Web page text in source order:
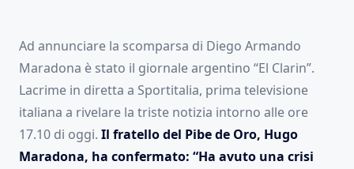
Ad annunciare la scomparsa di Diego Armando
Maradona è stato il giornale argentino “El Clarin”.
Lacrime in diretta a Sportitalia, prima televisione
italiana a rivelare la triste notizia intorno alle ore
17.10 di oggi. Il fratello del Pibe de Oro, Hugo
Maradona, ha confermato: “Ha avuto una crisi